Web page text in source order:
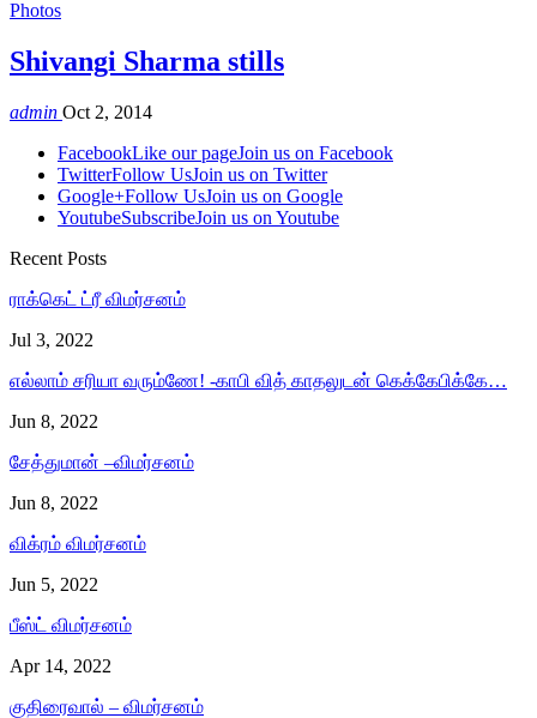
Photos
Shivangi Sharma stills
admin Oct 2, 2014
FacebookLike our pageJoin us on Facebook
TwitterFollow UsJoin us on Twitter
Google+Follow UsJoin us on Google
YoutubeSubscribeJoin us on Youtube
Recent Posts
ராக்கெட் ட்ரீ விமர்சனம்
Jul 3, 2022
எல்லாம் சரியா வரும்ணே! -காபி வித் காதலுடன் கெக்கேபிக்கே…
Jun 8, 2022
சேத்துமான் –விமர்சனம்
Jun 8, 2022
விக்ரம் விமர்சனம்
Jun 5, 2022
பீஸ்ட் விமர்சனம்
Apr 14, 2022
குதிரைவால் – விமர்சனம்